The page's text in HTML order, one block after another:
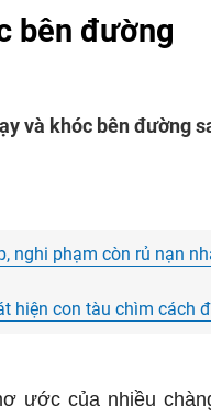
bên đường
và khóc bên đường
nghi phạm còn rủ nạn
hiện con tàu chìm cách
ước của nhiều